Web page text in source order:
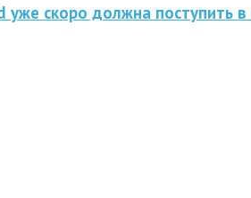
уже скоро должна поступить